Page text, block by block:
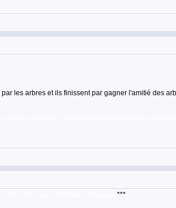
les arbres et ils finissent par gagner l'amitié des
mais qui est devenu mauvais. ***